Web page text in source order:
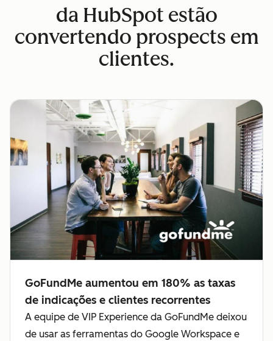
da HubSpot estão
convertendo prospects em
clientes.
GoFundMe aumentou em 180% as taxas
de indicações e clientes recorrentes
A equipe de VIP Experience da GoFundMe deixou
de usar as ferramentas do Google Workspace e